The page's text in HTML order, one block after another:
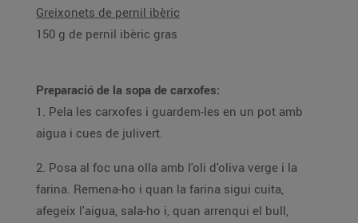
Greixonets de pernil ibèric
150 g de pernil ibèric gras
Preparació de la sopa de carxofes:
1. Pela les carxofes i guardem-les en un pot amb
aigua i cues de julivert.
2. Posa al foc una olla amb l'oli d'oliva verge i la
farina. Remena-ho i quan la farina sigui cuita,
afegeix l'aigua, sala-ho i, quan arrenqui el bull,